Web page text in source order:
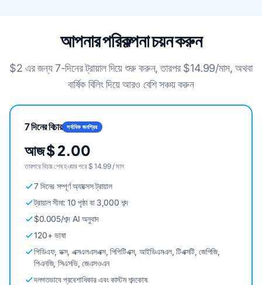
আপনার পরিকল্পনা চয়ন করুন
$2 এর জন্য 7-দিনের ট্রায়াল দিয়ে শুরু করুন, তারপর $14.99/মাস, অথবা
বার্ষিক বিলিং দিয়ে আরও বেশি সঞ্চয় করুন
7 দিনের বিচার সর্বাধিক জনপ্রিয়
আজ $ 2.00
তারপরে বিচার শেষ হওয়ার পরে $ 14.99 / মাস
7 দিনের সম্পূর্ণ অ্যাক্সেস ট্রায়াল
ট্রায়াল সীমা: 10 পৃষ্ঠা বা 3,000 শব্দ
$0.005/শব্দ AI অনুবাদ
120+ ভাষা
পিডিএফ, ডক্স, এক্সএলএসএক্স, পিপিটিএক্স, আইডিএমএল, টিএক্সটি, জেপিজি,
পিএনজি, সিএসভি, জেএসওএন
দলগতভাবে প্রবেশাধিকার এবং কাস্টম শব্দকোষ